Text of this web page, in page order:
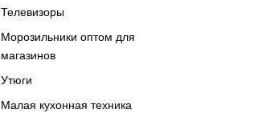
Телевизоры
Морозильники оптом для
магазинов
Утюги
Малая кухонная техника